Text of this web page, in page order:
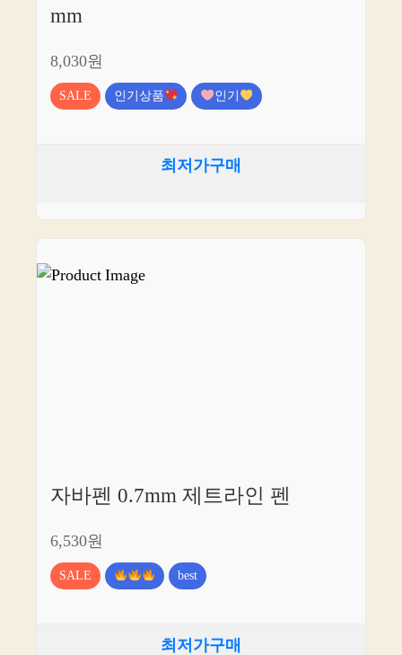
mm
8,030원
SALE 인기상품 인기
최저가구매
자바펜 0.7mm 제트라인 펜
6,530원
SALE best
최저가구매